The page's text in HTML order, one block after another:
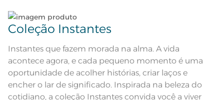
Instruções de Lavagem
seco;
Observações
Pode haver pequena variação de
cor, de acordo com a configuração
e modelo do monitor ou do
aparelho celular. Consultar a cor
nas especificações técnicas do
produto.
bem;;
Coleção Instantes
Instantes que fazem morada na alma. A vida
acontece agora, e cada pequeno momento é uma
oportunidade de acolher histórias, criar laços e
encher o lar de significado. Inspirada na beleza do
cotidiano, a coleção Instantes convida você a viver